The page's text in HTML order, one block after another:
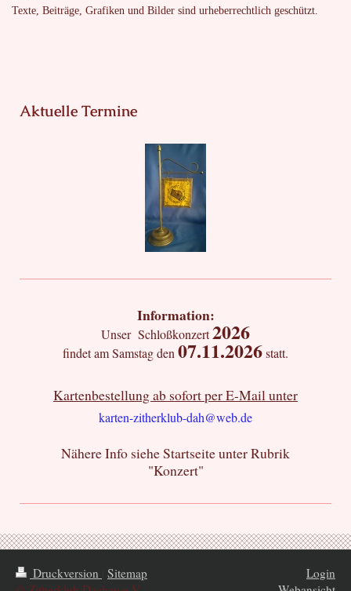
Texte, Beiträge, Grafiken und Bilder sind urheberrechtlich geschützt.
Aktuelle Termine
Information:
Unser Schloßkonzert2026
findet am Samstag den07.11.2026statt.
Kartenbestellung ab sofort per E-Mail unter
karten-zitherklub-dah@web.de
Nähere Info siehe Startseite unter Rubrik
"Konzert"
Druckversion | Sitemap
Login